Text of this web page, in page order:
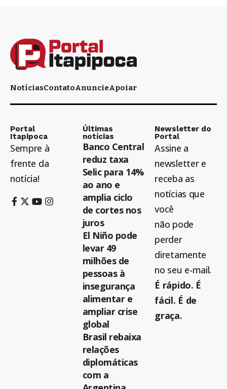
NotíciasContatoAnuncieApoiar
Portal
Itapipoca
Sempre à
frente da
notícia!
Últimas
notícias
Banco Central
reduz taxa
Selic para 14%
ao ano e
amplia ciclo
de cortes nos
juros
El Niño pode
levar 49
milhões de
pessoas à
insegurança
alimentar e
ampliar crise
global
Brasil rebaixa
relações
diplomáticas
com a
Newsletter do
Portal
Assine a
newsletter e
receba as
notícias que
você
não pode
perder
diretamente
no seu e-mail.
É rápido. É
fácil. É de
graça.